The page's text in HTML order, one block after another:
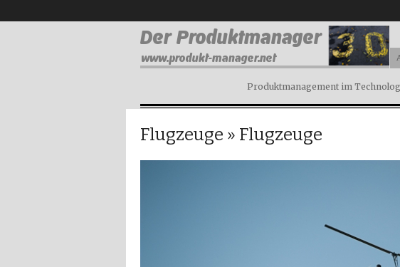
Produktmanagement im
Flugzeuge » Flugzeuge